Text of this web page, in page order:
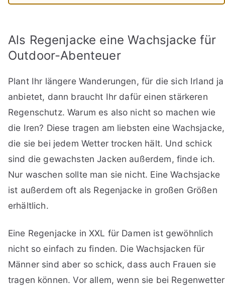
Als Regenjacke eine Wachsjacke für
Outdoor-Abenteuer
Plant Ihr längere Wanderungen, für die sich Irland ja
anbietet, dann braucht Ihr dafür einen stärkeren
Regenschutz. Warum es also nicht so machen wie
die Iren? Diese tragen am liebsten eine Wachsjacke,
die sie bei jedem Wetter trocken hält. Und schick
sind die gewachsten Jacken außerdem, finde ich.
Nur waschen sollte man sie nicht. Eine Wachsjacke
ist außerdem oft als Regenjacke in großen Größen
erhältlich.
Eine Regenjacke in XXL für Damen ist gewöhnlich
nicht so einfach zu finden. Die Wachsjacken für
Männer sind aber so schick, dass auch Frauen sie
tragen können. Vor allem, wenn sie bei Regenwetter